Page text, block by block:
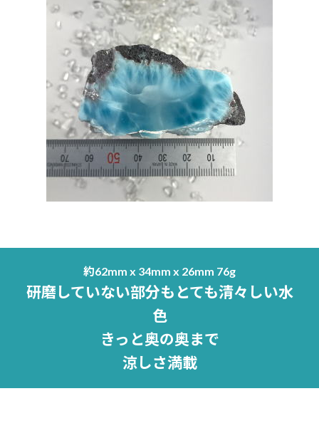
約62mm x 34mm x 26mm 76g
研磨していない部分もとても清々しい水
色
きっと奥の奥まで
涼しさ満載